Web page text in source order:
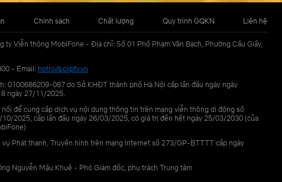
Chính sách Chất lượng Quy trình GQKN Liên hệ
ty Viễn thông MobiFone - Địa chỉ: Số 01 Phố Phạm Văn Bạch, Phường Cầu Giấy,
- Email: hotro@cliptv.vn
0100686209-087 do Sở KHĐT thành phố Hà Nội cấp lần đầu ngày ngày
ngày 27/11/2025.
để cung cấp dịch vụ nội dung thông tin trên mạng viễn thông di động số
2025, cấp lần đầu ngày 26/03/2025, có giá trị đến hết ngày 25/03/2030 (của
vụ Phát thanh, Truyền hình trên mạng Internet số 273/GP-BTTTT cấp ngày
Nguyễn Mậu Khuê - Phó Giám đốc, phụ trách Trung tâm